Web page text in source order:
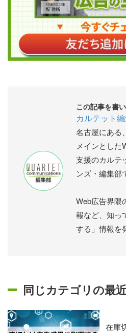
この記事を書
カルテット
名古屋にある
メインとした
支援のカルテ
ンズ・編集部
Web広告界隈
報など、知っ
する」情報を
同じカテゴリの最
在庫